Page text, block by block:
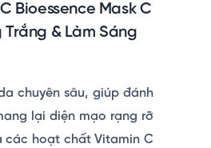
Bioessence Mask C
& Làm Sáng
chuyên sâu, giúp đánh
lại diện mạo rạng rỡ
các hoạt chất Vitamin C